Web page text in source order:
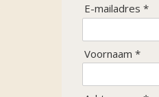
E-mailadres *
Voornaam *